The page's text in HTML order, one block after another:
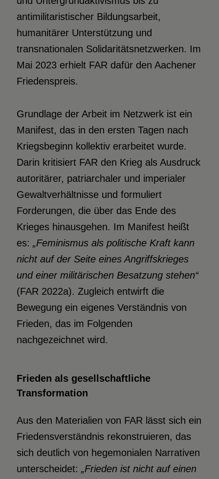
antimilitaristischer Bildungsarbeit,
humanitärer Unterstützung und
transnationalen Solidaritätsnetzwerken. Im
Mai 2023 erhielt FAR dafür den Aachener
Friedenspreis.
Grundlage der Arbeit im Netzwerk ist ein
Manifest, das in den ersten Tagen nach
Kriegsbeginn kollektiv erarbeitet wurde.
Darin kritisiert FAR den Krieg als Ausdruck
autoritärer, patriarchaler und imperialer
Gewaltverhältnisse und formuliert
Forderungen, die über das Ende des
Krieges hinausgehen. Im Manifest heißt
es: „Feminismus als politische Kraft kann
nicht auf der Seite eines Angriffskrieges
und einer militärischen Besatzung stehen“
(FAR 2022a). Zugleich entwirft die
Bewegung ein eigenes Verständnis von
Frieden, das im Folgenden
nachgezeichnet wird.
Frieden als gesellschaftliche
Transformation
Aus den Materialien von FAR lässt sich ein
Friedensverständnis rekonstruieren, das
sich deutlich von hegemonialen Narrativen
unterscheidet: „Frieden ist nicht auf einen